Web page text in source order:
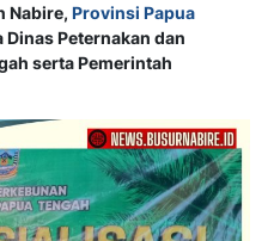
Nabire, Provinsi Papua
Peternakan dan
serta Pemerintah